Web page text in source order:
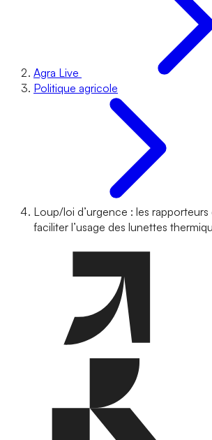
Agra Live
Politique agricole
Loup/loi d’urgence : les
faciliter l’usage des lunettes